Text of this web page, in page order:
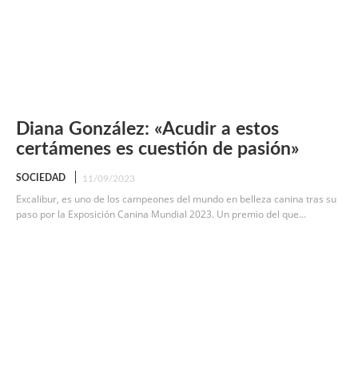
Diana González: «Acudir a estos
certámenes es cuestión de pasión»
SOCIEDAD 11/09/2023
Excalibur, es uno de los campeones del mundo en belleza canina tras su
paso por la Exposición Canina Mundial 2023. Un premio del que...